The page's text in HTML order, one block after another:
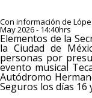
Con información de
May 2026 - 14:40hrs
Elementos de la
la Ciudad de
personas por
evento musical
Autódromo
Seguros los días 16